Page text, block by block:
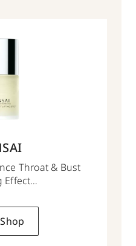
Throat & Bust
Effect